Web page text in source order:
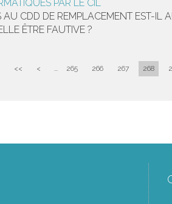
PAR LE CIL
CDD DE REMPLACEMENT EST-IL
ÊTRE FAUTIVE ?
<< < ... 265 266 267 268